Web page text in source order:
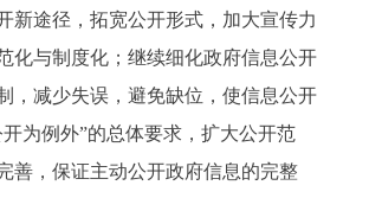
途径，拓宽公开形式，加大宣传力
化与制度化；继续细化政府信息公开
，减少失误，避免缺位，使信息公开
为例外”的总体要求，扩大公开范
善，保证主动公开政府信息的完整